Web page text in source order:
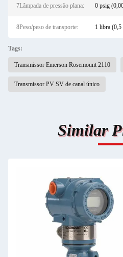
7Lâmpada de pressão plana: 0 psig
8Peso/peso de transporte: 1 libra
Tags:
Transmissor Emerson Rosemount 2110
Transmissor PV SV de canal único
Similar